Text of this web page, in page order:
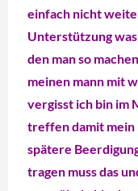
einfach nicht
Unterstützung
den man so
meinen mann mit
vergisst ich bin im
treffen damit mein
spätere
tragen muss das